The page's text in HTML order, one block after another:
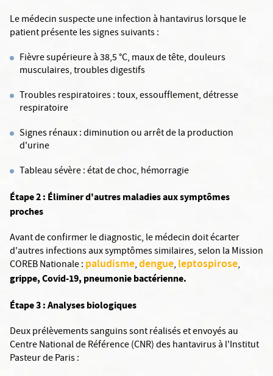
Le médecin suspecte une infection à hantavirus lorsque le
patient présente les signes suivants :
Fièvre supérieure à 38,5 °C, maux de tête, douleurs
musculaires, troubles digestifs
Troubles respiratoires : toux, essoufflement, détresse
respiratoire
Signes rénaux : diminution ou arrêt de la production
d'urine
Tableau sévère : état de choc, hémorragie
Étape 2 : Éliminer d'autres maladies aux symptômes
proches
Avant de confirmer le diagnostic, le médecin doit écarter
d'autres infections aux symptômes similaires, selon la Mission
COREB Nationale : paludisme,dengue, leptospirose,
grippe, Covid-19, pneumonie bactérienne.
Étape 3 : Analyses biologiques
Deux prélèvements sanguins sont réalisés et envoyés au
Centre National de Référence (CNR) des hantavirus à l'Institut
Pasteur de Paris :